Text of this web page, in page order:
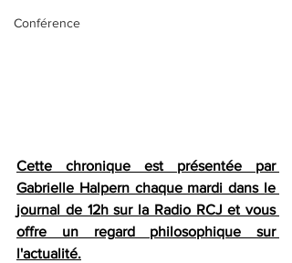
Conférence
Cette chronique est présentée par
Gabrielle Halpern chaque mardi dans le
journal de 12h sur la Radio RCJ et vous
offre un regard philosophique sur
l'actualité.